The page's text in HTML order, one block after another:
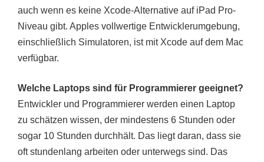
auch wenn es keine Xcode-Alternative auf iPad Pro-
Niveau gibt. Apples vollwertige Entwicklerumgebung,
einschließlich Simulatoren, ist mit Xcode auf dem Mac
verfügbar.
Welche Laptops sind für Programmierer geeignet?
Entwickler und Programmierer werden einen Laptop
zu schätzen wissen, der mindestens 6 Stunden oder
sogar 10 Stunden durchhält. Das liegt daran, dass sie
oft stundenlang arbeiten oder unterwegs sind. Das